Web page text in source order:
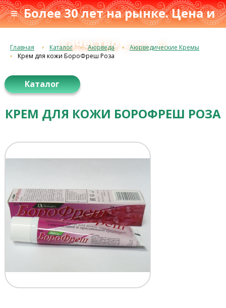
≡ Более 30 лет на рынке. Цена и
качество с 1993 г.≡
Главная Каталог Аюрведа
Аюрведические Кремы
Крем для кожи БороФреш Роза
Каталог
КРЕМ ДЛЯ КОЖИ БОРОФРЕШ РОЗА